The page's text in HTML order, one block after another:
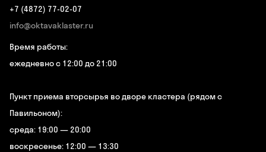
+7 (4872) 77-02-07
info@oktavaklaster.ru
Время работы:
ежедневно с 12:00 до 21:00
Пункт приема вторсырья во дворе кластера (рядом с
Павильоном):
среда: 19:00 — 20:00
воскресенье: 12:00 — 13:30